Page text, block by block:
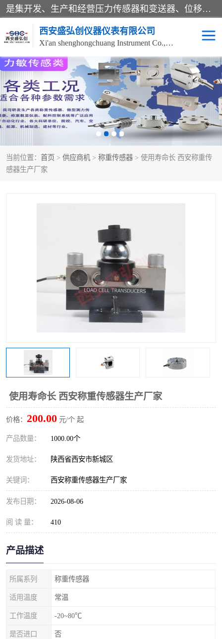
是集开发、生产和经营压力传感器和变送器、位移传感器和变送器、流量传感器和变送器、称重传感器和变送器、测力传感器和变送器、温湿度传感器和变送器、扭矩传感器、智能数显控制仪表等产品的化高新技术企业。
西安盛弘创仪器仪表有限公司
Xi'an shenghongchuang Instrument Co., Ltd
当前位置： 首页 > 供应商机 > 称重传感器 > 使用寿命长 西安称重传
感器生产厂家
使用寿命长 西安称重传感器生产厂家
价格： 200.00 元/个 起
产品数量： 1000.00个
发货地址： 陕西省西安市新城区
关键词： 西安称重传感器生产厂家
发布日期： 2026-08-06
阅 读 量： 410
产品描述
所属系列 称重传感器
适用温度 常温
工作温度 -20~80℃
是否进口 否
称重传感器 超声波流量计
压力变送器 通用型压力变送器
流量计
位移传感器 差压变送器